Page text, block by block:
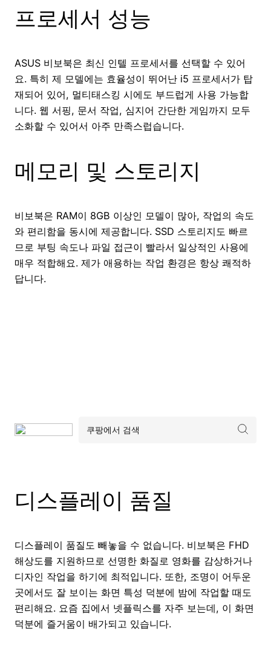
프로세서 성능
ASUS 비보북은 최신 인텔 프로세서를 선택할 수 있어
요. 특히 제 모델에는 효율성이 뛰어난 i5 프로세서가 탑
재되어 있어, 멀티태스킹 시에도 부드럽게 사용 가능합
니다. 웹 서핑, 문서 작업, 심지어 간단한 게임까지 모두
소화할 수 있어서 아주 만족스럽습니다.
메모리 및 스토리지
비보북은 RAM이 8GB 이상인 모델이 많아, 작업의 속도
와 편리함을 동시에 제공합니다. SSD 스토리지도 빠르
므로 부팅 속도나 파일 접근이 빨라서 일상적인 사용에
매우 적합해요. 제가 애용하는 작업 환경은 항상 쾌적하
답니다.
디스플레이 품질
디스플레이 품질도 빼놓을 수 없습니다. 비보북은 FHD
해상도를 지원하므로 선명한 화질로 영화를 감상하거나
디자인 작업을 하기에 최적입니다. 또한, 조명이 어두운
곳에서도 잘 보이는 화면 특성 덕분에 밤에 작업할 때도
편리해요. 요즘 집에서 넷플릭스를 자주 보는데, 이 화면
덕분에 즐거움이 배가되고 있습니다.